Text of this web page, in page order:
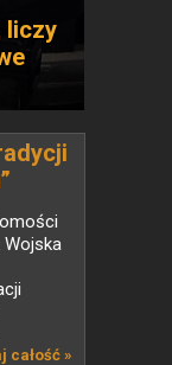
liczy
całość »